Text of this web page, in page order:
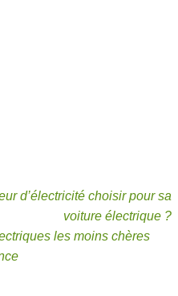
d’électricité choisir pour sa
voiture électrique ?
les moins chères